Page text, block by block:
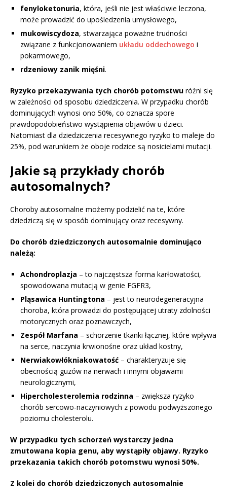
fenyloketonuria, która, jeśli nie jest właściwie leczona,
może prowadzić do upośledzenia umysłowego,
mukowiscydoza, stwarzająca poważne trudności
związane z funkcjonowaniem układu oddechowego i
pokarmowego,
rdzeniowy zanik mięśni.
Ryzyko przekazywania tych chorób potomstwu różni się
w zależności od sposobu dziedziczenia. W przypadku chorób
dominujących wynosi ono 50%, co oznacza spore
prawdopodobieństwo wystąpienia objawów u dzieci.
Natomiast dla dziedziczenia recesywnego ryzyko to maleje do
25%, pod warunkiem że oboje rodzice są nosicielami mutacji.
Jakie są przykłady chorób
autosomalnych?
Choroby autosomalne możemy podzielić na te, które
dziedziczą się w sposób dominujący oraz recesywny.
Do chorób dziedziczonych autosomalnie dominująco
należą:
Achondroplazja – to najczęstsza forma karłowatości,
spowodowana mutacją w genie FGFR3,
Pląsawica Huntingtona – jest to neurodegeneracyjna
choroba, która prowadzi do postępującej utraty zdolności
motorycznych oraz poznawczych,
Zespół Marfana – schorzenie tkanki łącznej, które wpływa
na serce, naczynia krwionośne oraz układ kostny,
Nerwiakowłókniakowatość – charakteryzuje się
obecnością guzów na nerwach i innymi objawami
neurologicznymi,
Hipercholesterolemia rodzinna – zwiększa ryzyko
chorób sercowo-naczyniowych z powodu podwyższonego
poziomu cholesterolu.
W przypadku tych schorzeń wystarczy jedna
zmutowana kopia genu, aby wystąpiły objawy. Ryzyko
przekazania takich chorób potomstwu wynosi 50%.
Z kolei do chorób dziedziczonych autosomalnie